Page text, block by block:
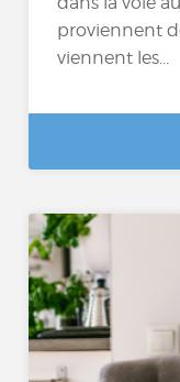
proviennent
viennent les...